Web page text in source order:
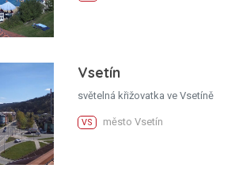
Vsetín
světelná křižovatka ve Vsetíně
VS město Vsetín